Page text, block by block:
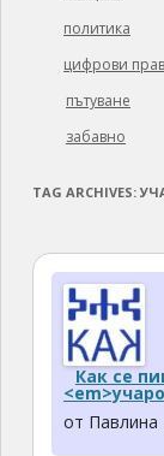
политика
цифрови
пътуване
забавно
TAG ARCHIVES:
Как се
от